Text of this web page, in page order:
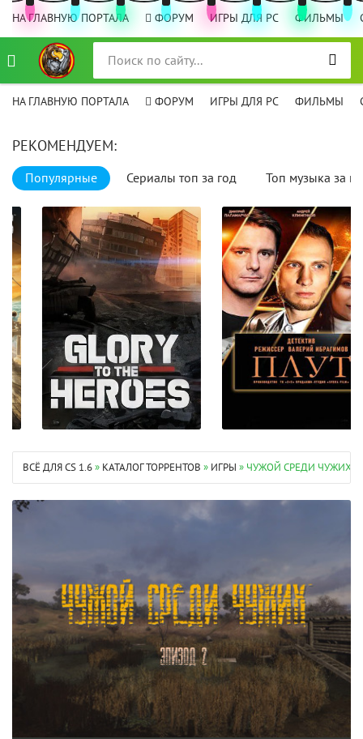
НА ГЛАВНУЮ ПОРТАЛА ФОРУМ ИГРЫ ДЛЯ PC ФИЛЬМЫ
НА ГЛАВНУЮ ПОРТАЛА ФОРУМ ИГРЫ ДЛЯ PC ФИЛЬМЫ
РЕКОМЕНДУЕМ:
Популярные Сериалы топ за год Топ музыка за
ВСЁ ДЛЯ CS 1.6» КАТАЛОГ ТОРРЕНТОВ » ИГРЫ » ЧУЖОЙ СРЕДИ ЧУЖИХ: